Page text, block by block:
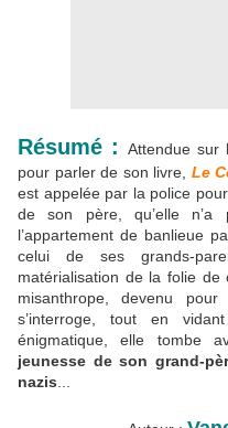
Résumé : Attendue sur
pour parler de son livre, Le
est appelée par la police
de son père, qu’elle
l’appartement de banlieue
celui de ses grands-
matérialisation de la folie
misanthrope, devenu
s’interroge, tout en
énigmatique, elle tombe
jeunesse de son grand-
nazis